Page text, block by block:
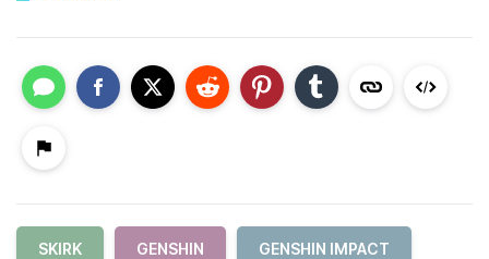
SKIRK GENSHIN GENSHIN IMPACT